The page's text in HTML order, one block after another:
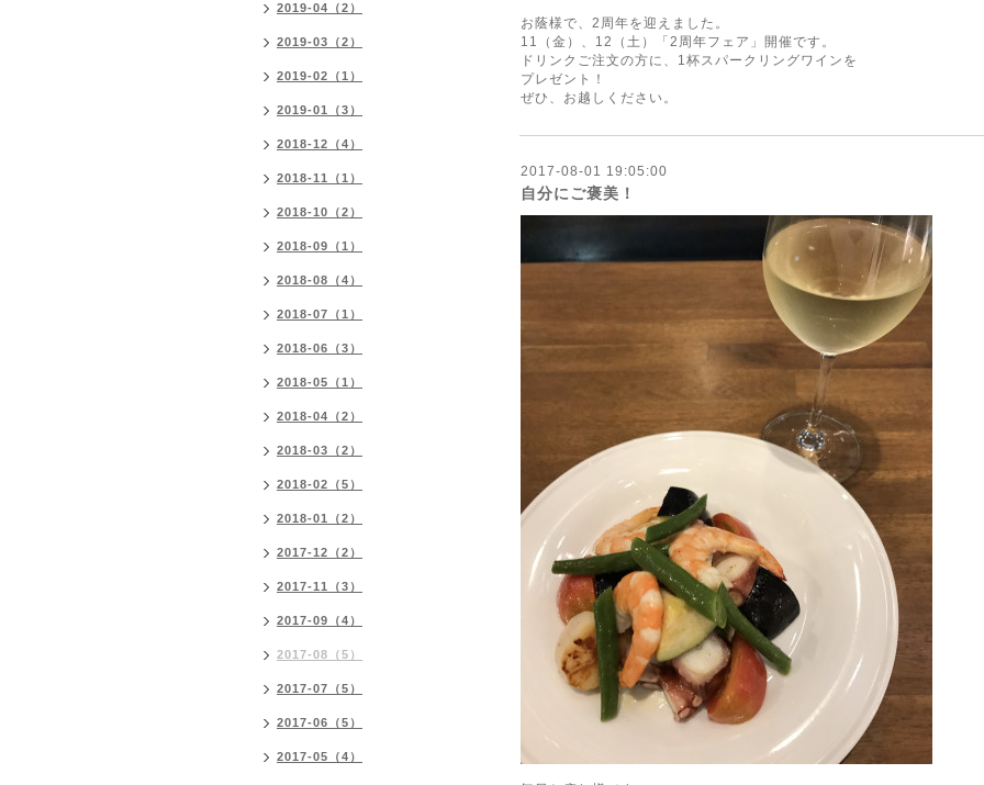
お蔭様で、2周年を迎えました。
11（金）、12（土）「2周年フェア」開催です。
ドリンクご注文の方に、1杯スパークリングワインを
プレゼント！
ぜひ、お越しください。
2017-08-01 19:05:00
自分にご褒美！
2019-04（2）
2019-03（2）
2019-02（1）
2019-01（3）
2018-12（4）
2018-11（1）
2018-10（2）
2018-09（1）
2018-08（4）
2018-07（1）
2018-06（3）
2018-05（1）
2018-04（2）
2018-03（2）
2018-02（5）
2018-01（2）
2017-12（2）
2017-11（3）
2017-09（4）
2017-08（5）
2017-07（5）
2017-06（5）
2017-05（4）